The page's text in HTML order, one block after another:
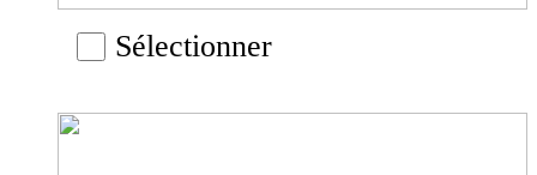
Sélectionner